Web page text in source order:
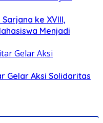
ke XVIII,
Menjadi
Gelar Aksi Solidaritas